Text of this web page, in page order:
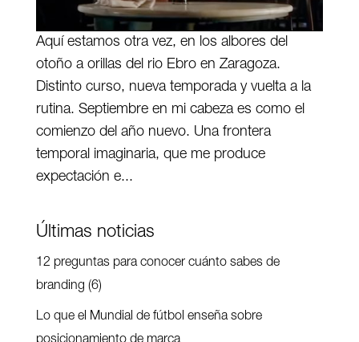
Aquí estamos otra vez, en los albores del
otoño a orillas del rio Ebro en Zaragoza.
Distinto curso, nueva temporada y vuelta a la
rutina. Septiembre en mi cabeza es como el
comienzo del año nuevo. Una frontera
temporal imaginaria, que me produce
expectación e...
Últimas noticias
12 preguntas para conocer cuánto sabes de
branding (6)
Lo que el Mundial de fútbol enseña sobre